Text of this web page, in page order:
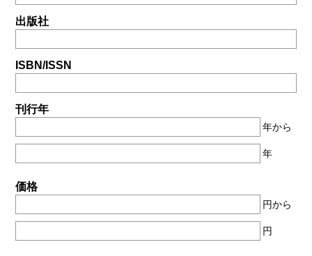
出版社
ISBN/ISSN
刊行年
年から
年
価格
円から
円